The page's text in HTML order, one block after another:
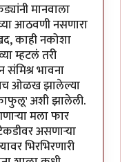
मानवाला
आठवणी नसणारा
काही नकोशा
म्हटलं तरी
संमिश्र भावना
ओळख झालेल्या
अशी झालेली.
मला फार
असणाऱ्या
भिरभिरणारी